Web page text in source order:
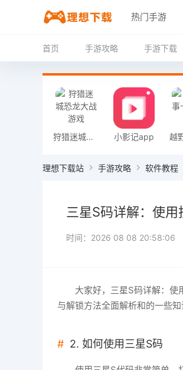
热门手游
首页 手游攻略 手游下载
狩猎迷城恐龙大战游戏 小影记app
理想下载站 手游攻略 软件教程
三星S码详解：使
时间：2026 08 08 20:58:06
大家好，三星S码详解：
与解锁方法全面解析和的一些
2. 如何使用三星S码